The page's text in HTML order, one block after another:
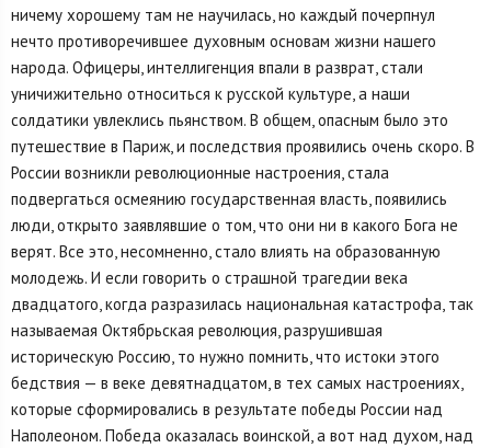
ничему хорошему там не научилась, но каждый почерпнул
нечто противоречившее духовным основам жизни нашего
народа. Офицеры, интеллигенция впали в разврат, стали
уничижительно относиться к русской культуре, а наши
солдатики увлеклись пьянством. В общем, опасным было это
путешествие в Париж, и последствия проявились очень скоро. В
России возникли революционные настроения, стала
подвергаться осмеянию государственная власть, появились
люди, открыто заявлявшие о том, что они ни в какого Бога не
верят. Все это, несомненно, стало влиять на образованную
молодежь. И если говорить о страшной трагедии века
двадцатого, когда разразилась национальная катастрофа, так
называемая Октябрьская революция, разрушившая
историческую Россию, то нужно помнить, что истоки этого
бедствия — в веке девятнадцатом, в тех самых настроениях,
которые сформировались в результате победы России над
Наполеоном. Победа оказалась воинской, а вот над духом, над